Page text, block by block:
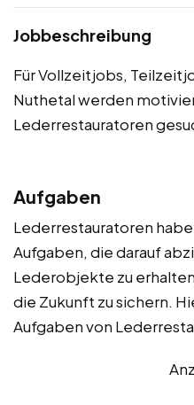
Jobbeschreibung
Für Vollzeitjobs,
Nuthetal werden
Lederrestauratoren
Aufgaben
Lederrestauratoren
Aufgaben, die darauf
Lederobjekte zu
die Zukunft zu sichern.
Aufgaben von